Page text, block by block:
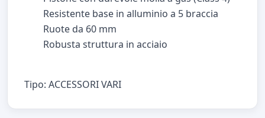
Resistente base in alluminio a 5 braccia
Ruote da 60 mm
Robusta struttura in acciaio
Tipo: ACCESSORI VARI